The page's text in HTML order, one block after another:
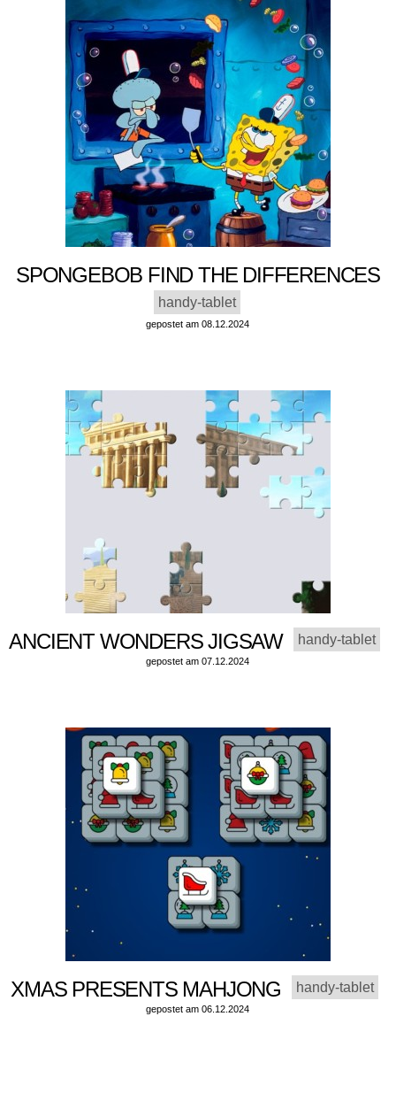
SPONGEBOB FIND THE DIFFERENCES
handy-tablet
gepostet am 08.12.2024
ANCIENT WONDERS JIGSAW handy-tablet
gepostet am 07.12.2024
XMAS PRESENTS MAHJONG handy-tablet
gepostet am 06.12.2024